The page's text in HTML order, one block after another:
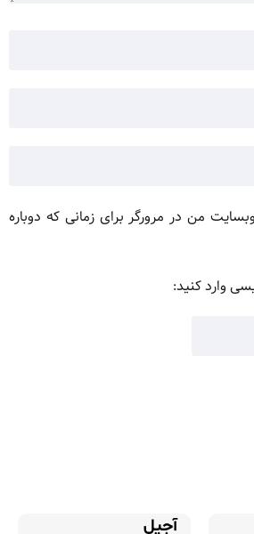
من در مرورگر برای زمانی که دوباره
وارد کنید:
آجیل